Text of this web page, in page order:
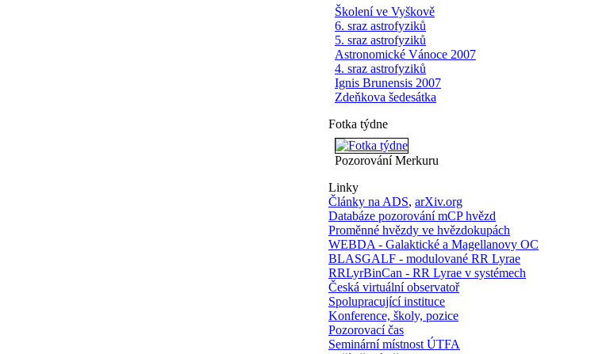
Školení ve Vyškově
6. sraz astrofyziků
5. sraz astrofyziků
Astronomické Vánoce 2007
4. sraz astrofyziků
Ignis Brunensis 2007
Zdeňkova šedesátka
Fotka týdne
Pozorování Merkuru
Linky
Články na ADS, arXiv.org
Databáze pozorování mCP hvězd
Proměnné hvězdy ve hvězdokupách
WEBDA - Galaktické a Magellanovy OC
BLASGALF - modulované RR Lyrae
RRLyrBinCan - RR Lyrae v systémech
Česká virtuální observatoř
Spolupracující instituce
Konference, školy, pozice
Pozorovací čas
Seminární místnost ÚTFA